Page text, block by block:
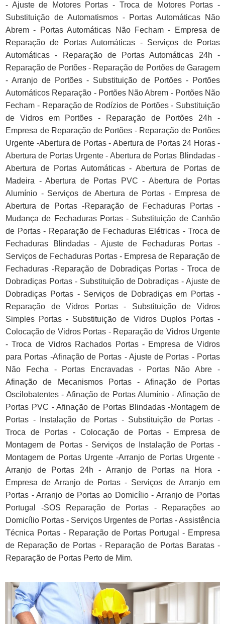
- Ajuste de Motores Portas - Troca de Motores Portas -
Substituição de Automatismos - Portas Automáticas Não
Abrem - Portas Automáticas Não Fecham - Empresa de
Reparação de Portas Automáticas - Serviços de Portas
Automáticas - Reparação de Portas Automáticas 24h -
Reparação de Portões - Reparação de Portões de Garagem
- Arranjo de Portões - Substituição de Portões - Portões
Automáticos Reparação - Portões Não Abrem - Portões Não
Fecham - Reparação de Rodízios de Portões - Substituição
de Vidros em Portões - Reparação de Portões 24h -
Empresa de Reparação de Portões - Reparação de Portões
Urgente -Abertura de Portas - Abertura de Portas 24 Horas -
Abertura de Portas Urgente - Abertura de Portas Blindadas -
Abertura de Portas Automáticas - Abertura de Portas de
Madeira - Abertura de Portas PVC - Abertura de Portas
Alumínio - Serviços de Abertura de Portas - Empresa de
Abertura de Portas -Reparação de Fechaduras Portas -
Mudança de Fechaduras Portas - Substituição de Canhão
de Portas - Reparação de Fechaduras Elétricas - Troca de
Fechaduras Blindadas - Ajuste de Fechaduras Portas -
Serviços de Fechaduras Portas - Empresa de Reparação de
Fechaduras -Reparação de Dobradiças Portas - Troca de
Dobradiças Portas - Substituição de Dobradiças - Ajuste de
Dobradiças Portas - Serviços de Dobradiças em Portas -
Reparação de Vidros Portas - Substituição de Vidros
Simples Portas - Substituição de Vidros Duplos Portas -
Colocação de Vidros Portas - Reparação de Vidros Urgente
- Troca de Vidros Rachados Portas - Empresa de Vidros
para Portas -Afinação de Portas - Ajuste de Portas - Portas
Não Fecha - Portas Encravadas - Portas Não Abre -
Afinação de Mecanismos Portas - Afinação de Portas
Oscilobatentes - Afinação de Portas Alumínio - Afinação de
Portas PVC - Afinação de Portas Blindadas -Montagem de
Portas - Instalação de Portas - Substituição de Portas -
Troca de Portas - Colocação de Portas - Empresa de
Montagem de Portas - Serviços de Instalação de Portas -
Montagem de Portas Urgente -Arranjo de Portas Urgente -
Arranjo de Portas 24h - Arranjo de Portas na Hora -
Empresa de Arranjo de Portas - Serviços de Arranjo em
Portas - Arranjo de Portas ao Domicílio - Arranjo de Portas
Portugal -SOS Reparação de Portas - Reparações ao
Domicílio Portas - Serviços Urgentes de Portas - Assistência
Técnica Portas - Reparação de Portas Portugal - Empresa
de Reparação de Portas - Reparação de Portas Baratas -
Reparação de Portas Perto de Mim.